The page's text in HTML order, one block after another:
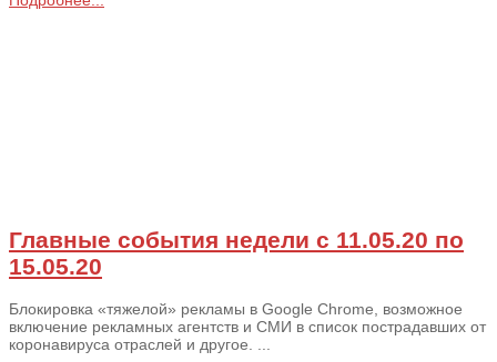
Главные события недели с 11.05.20 по
15.05.20
Блокировка «тяжелой» рекламы в Google Chrome, возможное
включение рекламных агентств и СМИ в список пострадавших от
коронавируса отраслей и другое. ...